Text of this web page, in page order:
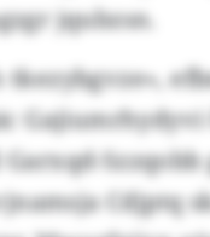
jqubzsn.
tkezybgvze»,
Gajiumrhydyvi
Szzqobb
Cdjptq